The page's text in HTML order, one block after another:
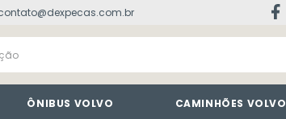
ÔNIBUS VOLVO CAMINHÕES VOLVO